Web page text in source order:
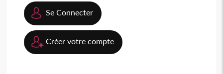
Se Connecter
Créer votre compte